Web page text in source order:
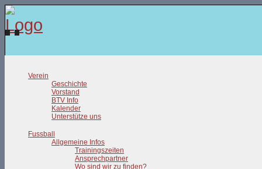
Verein
Geschichte
Vorstand
BTV Info
Kalender
Unterstütze uns
Fussball
Allgemeine Infos
Trainingszeiten
Ansprechpartner
Wo sind wir zu finden?